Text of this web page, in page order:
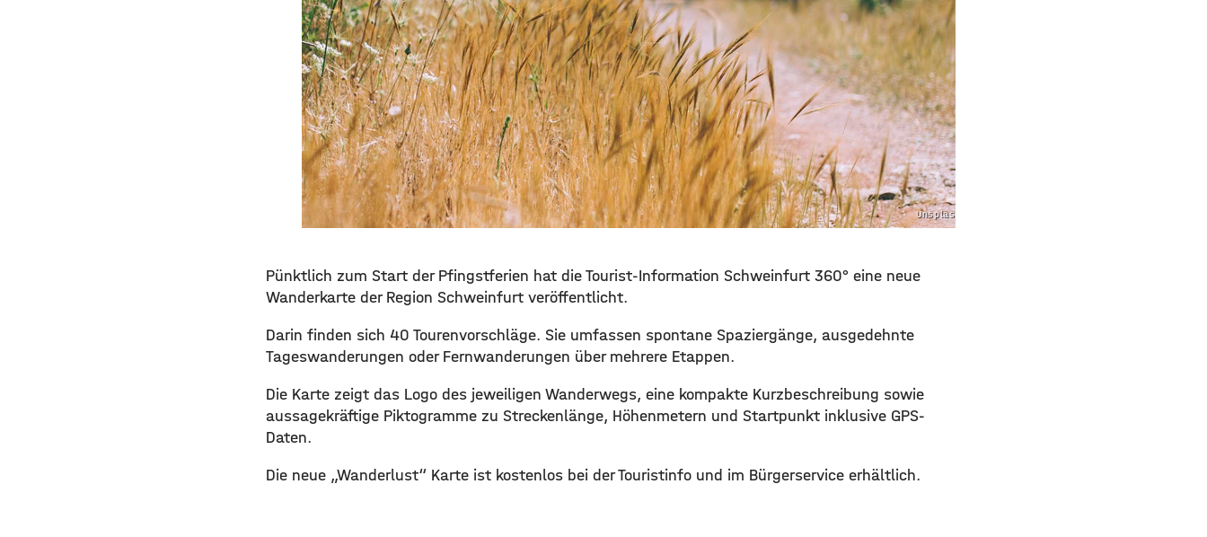
Unsplash.com
Pünktlich zum Start der Pfingstferien hat die Tourist-Information Schweinfurt 360° eine neue
Wanderkarte der Region Schweinfurt veröffentlicht.
Darin finden sich 40 Tourenvorschläge. Sie umfassen spontane Spaziergänge, ausgedehnte
Tageswanderungen oder Fernwanderungen über mehrere Etappen.
Die Karte zeigt das Logo des jeweiligen Wanderwegs, eine kompakte Kurzbeschreibung sowie
aussagekräftige Piktogramme zu Streckenlänge, Höhenmetern und Startpunkt inklusive GPS-
Daten.
Die neue „Wanderlust“ Karte ist kostenlos bei der Touristinfo und im Bürgerservice erhältlich.